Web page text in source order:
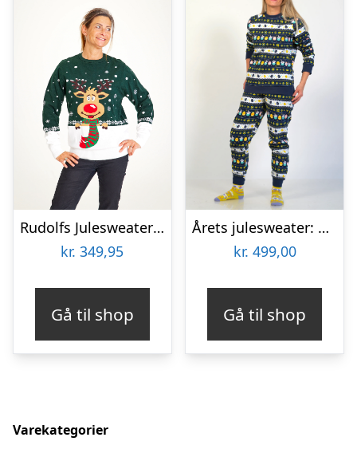
Rudolfs Julesweater Grøn – dame / kvinder.
kr. 349,95
Gå til shop
Årets julesweater: Påskesæt Blå – dame / kvinder. Ugly Christmas Sweater lavet i Danmark
kr. 499,00
Gå til shop
Varekategorier